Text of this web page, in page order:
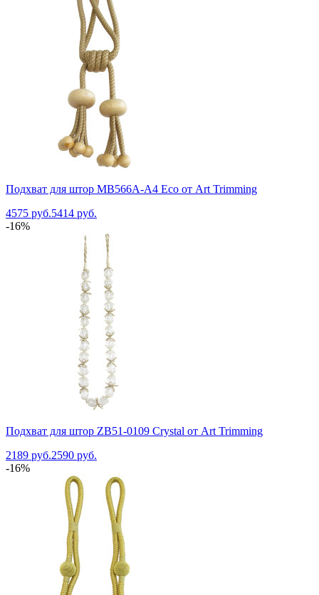
Подхват для штор MB566A-A4 Eco от Art Trimming
4575 руб.5414 руб.
-16%
Подхват для штор ZB51-0109 Crystal от Art Trimming
2189 руб.2590 руб.
-16%